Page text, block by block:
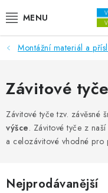
VENTILÁTORY
VZDUCHOTECHNIKA
REKUPERACE
TOPENÍ A CHLAZENÍ
Montážní materiál a
Závitové tyče
Závitové tyče tzv. závěsné
výšce. Závitové tyče z
a celozávitové vhodné pro
Nejprodávanější